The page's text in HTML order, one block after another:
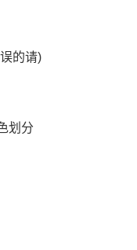
的请)
划分